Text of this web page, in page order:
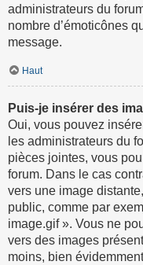
administrateurs du
nombre d’émoticônes
message.
Haut
Puis-je insérer des
Oui, vous pouvez
les administrateurs du
pièces jointes, vous
forum. Dans le cas
vers une image
public, comme par
image.gif ». Vous ne
vers des images
moins, bien